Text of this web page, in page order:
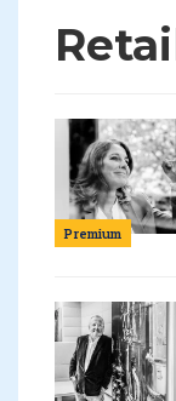
Premium